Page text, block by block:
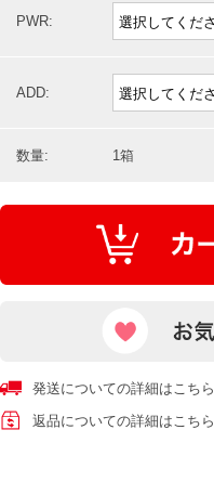
PWR:
ADD:
数量: 1箱
発送についての詳細はこちら
返品についての詳細はこちら